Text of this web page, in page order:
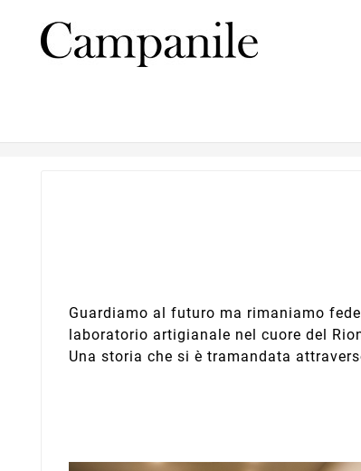
Guardiamo al futuro ma rimaniamo
laboratorio artigianale nel cuore del
Una storia che si è tramandata